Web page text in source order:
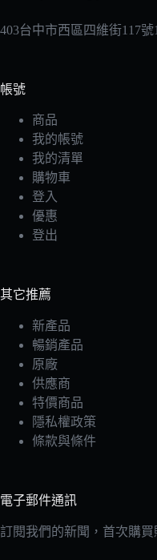
403台中市西區四維街117號
帳號
商品
我的帳號
我的清單
購物車
登入
優惠
登出
其它推薦
新產品
暢銷產品
原廠
供應商
特價商品
隱私權政策
條款與條件
電子郵件通訊
訂閱我們的新聞，首次購